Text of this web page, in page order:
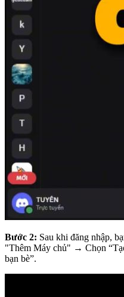
Bước 2: Sau khi đăng nhập,
"Thêm Máy chủ" → Chọn
bạn bè”.